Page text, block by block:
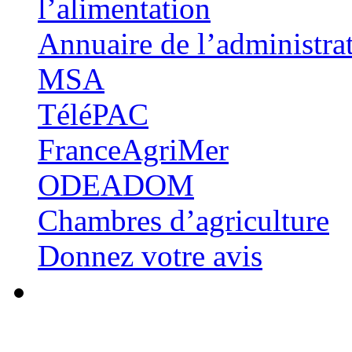
l’alimentation
Annuaire de
MSA
TéléPAC
FranceAgriMer
ODEADOM
Chambres d’agriculture
Donnez votre avis